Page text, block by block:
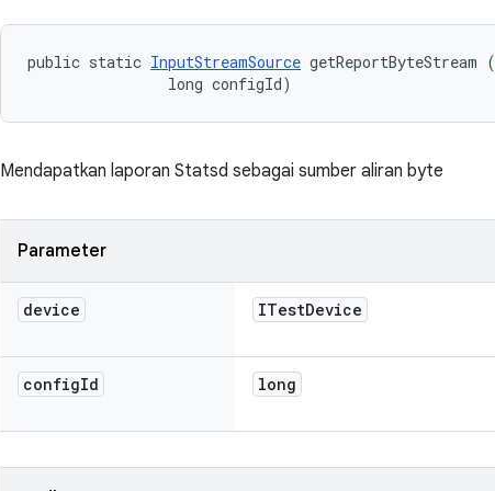
public static InputStreamSource getReportByteStream (
                long configId)
Mendapatkan laporan Statsd sebagai sumber aliran byte
Parameter
device ITestDevice
configId long